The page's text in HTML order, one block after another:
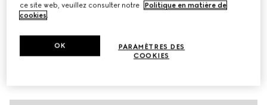
ce site web, veuillez consulter notre
Politique en matière de
cookies.
PARAMÈTRES DES
COOKIES
OK